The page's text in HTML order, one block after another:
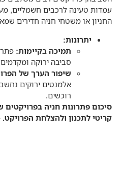
עמדות טעינה לרכבים חשמליים,
החניון או משטחי חניה חדירים
יתרונות:
תמיכה בקיימות:
סביבה ירוקה
שיפור הערך של
אלמנטים ירוקים
רוכשים.
קריטי לתכנון ולהצלחת הפרויקט.